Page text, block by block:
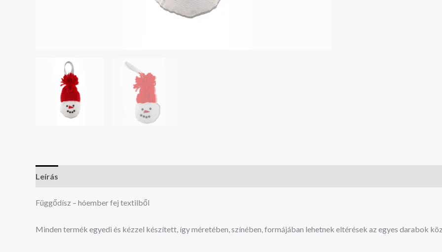
Leírás
Függődísz – hóember fej textilből
Minden termék egyedi és kézzel készített, így méretében, színében, formájában lehetnek eltérések az egyes darabok